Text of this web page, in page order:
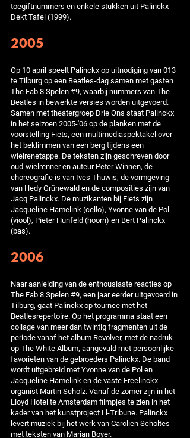
toegiftnummers en enkele stukken uit Palinckx
Dekt Tafel (1999).
2005
Op 10 april speelt Palinckx op uitnodiging van 013
te Tilburg op een Beatles-dag samen met gasten
The Fab 8 Spelen #9, waarbij nummers van The
Beatles in bewerkte versies worden uitgevoerd.
Samen met theatergroep Drie Ons staat Palinckx
in het seizoen 2005-'06 op de planken met de
voorstelling Fiets, een multimediaspektakel over
het beklimmen van een berg tijdens een
wielrenetappe. De teksten zijn geschreven door
oud-wielrenner en auteur Peter Winnen, de
choreografie is van Ives Thuwis, de vormgeving
van Hedy Grünewald en de composities zijn van
Jacq Palinckx. De muzikanten bij Fiets zijn
Jacqueline Hamelink (cello), Yvonne van de Pol
(viool), Pieter Hunfeld (hoorn) en Bert Palinckx
(bas).
2006
Naar aanleiding van de enthousiaste reacties op
The Fab 8 Spelen #9, een jaar eerder uitgevoerd in
Tilburg, gaat Palinckx op tournee met het
Beatlesrepertoire. Op het programma staat een
collage van meer dan twintig fragmenten uit de
periode vanaf het album Revolver, met de nadruk
op The White Album, aangevuld met persoonlijke
favorieten van de gebroeders Palinckx. De band
wordt uitgebreid met Yvonne van de Pol en
Jacqueline Hamelink en de vaste Freelinckx-
organist Martin Scholz. Vanaf de zomer zijn in het
Lloyd Hotel te Amsterdam filmpjes te zien in het
kader van het kunstproject Ll-Tribune. Palinckx
levert muziek bij het werk van Carolien Scholtes
met teksten van Marian Boyer.